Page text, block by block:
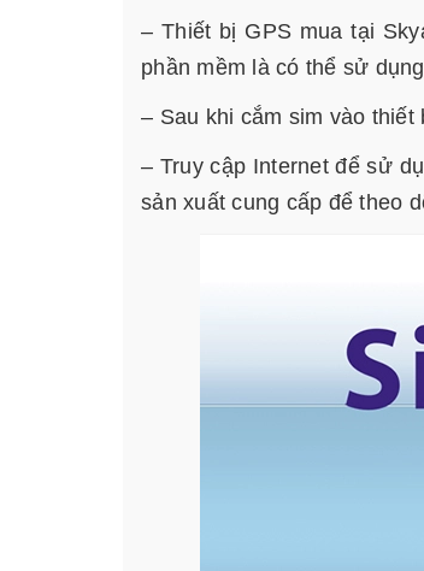
– Thiết bị GPS mua tại
phần mềm là có thể sử
– Sau khi cắm sim vào thiết
– Truy cập Internet để sử
sản xuất cung cấp để theo